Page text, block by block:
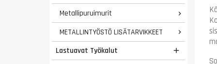
Metallipuruimurit 
METALLINTYÖSTÖ LISÄTARVIKKEET 
Lastuavat Työkalut 